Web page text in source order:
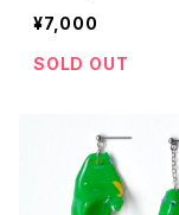
¥7,000
SOLD OUT